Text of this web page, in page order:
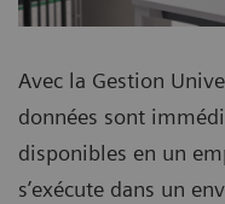
Avec la Gestion
données sont
disponibles en un
s’exécute dans un